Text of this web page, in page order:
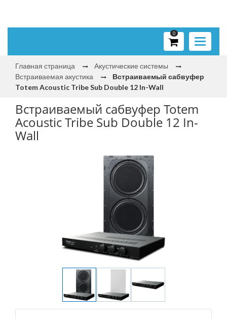
Toggle
0
Главная страница
Акустические системы
Встраиваемая акустика
Встраиваемый сабвуфер
Totem Acoustic Tribe Sub Double 12 In-Wall
Встраиваемый сабвуфер Totem
Acoustic Tribe Sub Double 12 In-
Wall